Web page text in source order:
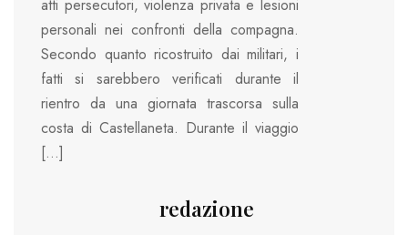
atti persecutori, violenza privata e lesioni
personali nei confronti della compagna.
Secondo quanto ricostruito dai militari, i
fatti si sarebbero verificati durante il
rientro da una giornata trascorsa sulla
costa di Castellaneta. Durante il viaggio
[…]
redazione